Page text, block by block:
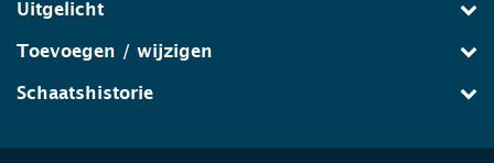
Uitgelicht
Toevoegen / wijzigen
Schaatshistorie